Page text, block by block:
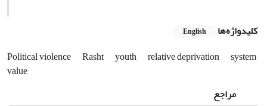
کلیدواژه‌ها English
Political violence Rasht youth relative deprivation
system
value
مراجع